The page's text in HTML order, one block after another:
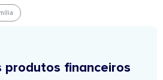
produtos financeiros